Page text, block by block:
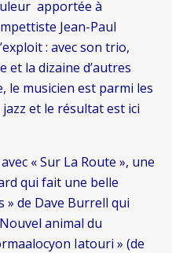
apportée à
Jean-Paul
: avec son trio,
et la dizaine d’autres
musicien est parmi les
et le résultat est ici
« Sur La Route », une
qui fait une belle
» de Dave Burrell qui
animal du
Iatouri » (de